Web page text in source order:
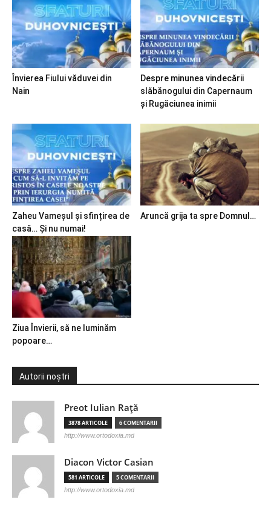
Învierea Fiului văduvei din
Nain
Despre minunea vindecării
slăbănogului din Capernaum
și Rugăciunea inimii
Zaheu Vameșul și sfințirea de
casă… Și nu numai!
Aruncă grija ta spre Domnul…
Ziua Învierii, să ne luminăm
popoare…
Autorii noștri
Preot Iulian Raţă
3878 ARTICOLE 6 COMENTARII
http://www.ortodoxia.md
Diacon Victor Casian
581 ARTICOLE 5 COMENTARII
http://www.ortodoxia.md